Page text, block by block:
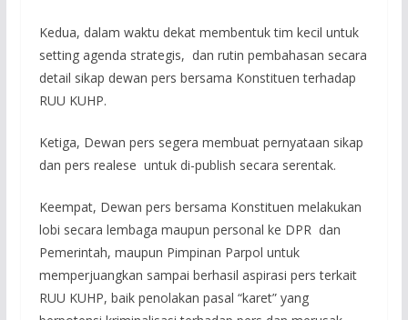
Kedua, dalam waktu dekat membentuk tim kecil untuk
setting agenda strategis, dan rutin pembahasan secara
detail sikap dewan pers bersama Konstituen terhadap
RUU KUHP.
Ketiga, Dewan pers segera membuat pernyataan sikap
dan pers realese untuk di-publish secara serentak.
Keempat, Dewan pers bersama Konstituen melakukan
lobi secara lembaga maupun personal ke DPR dan
Pemerintah, maupun Pimpinan Parpol untuk
memperjuangkan sampai berhasil aspirasi pers terkait
RUU KUHP, baik penolakan pasal “karet” yang